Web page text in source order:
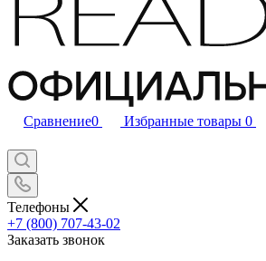
Сравнение0 Избранные товары 0
Телефоны
+7 (800) 707-43-02
Заказать звонок